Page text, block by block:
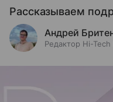
Рассказываем
Андрей
Редактор Hi-Tech